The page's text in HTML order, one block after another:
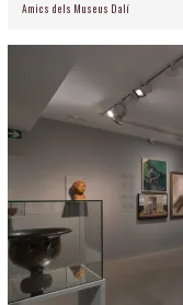
Amics dels Museus Dalí